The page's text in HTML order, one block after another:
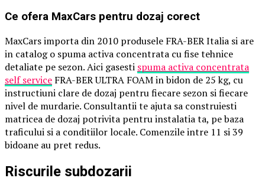
Ce ofera MaxCars pentru dozaj corect
MaxCars importa din 2010 produsele FRA-BER Italia si are
in catalog o spuma activa concentrata cu fise tehnice
detaliate pe sezon. Aici gasesti spuma activa concentrata
self service FRA-BER ULTRA FOAM in bidon de 25 kg, cu
instructiuni clare de dozaj pentru fiecare sezon si fiecare
nivel de murdarie. Consultantii te ajuta sa construiesti
matricea de dozaj potrivita pentru instalatia ta, pe baza
traficului si a conditiilor locale. Comenzile intre 11 si 39
bidoane au pret redus.
Riscurile subdozarii